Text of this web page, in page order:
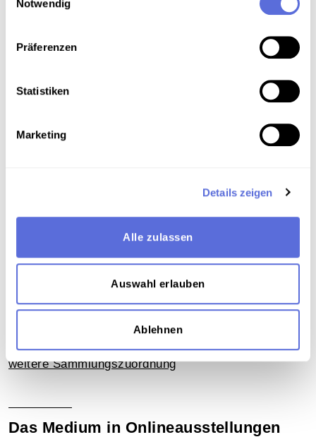
Notwendig
Präferenzen
Statistiken
Marketing
Details zeigen
Alle zulassen
Auswahl erlauben
Ablehnen
Verortung in der digitalen Sammlung
Literatur
Unveröffentlichte Eigenaufnahme der
Österreichischen Mediathek
Archivbestand Österreichische Mediathek ohne
weitere Sammlungszuordnung
Das Medium in Onlineausstellungen